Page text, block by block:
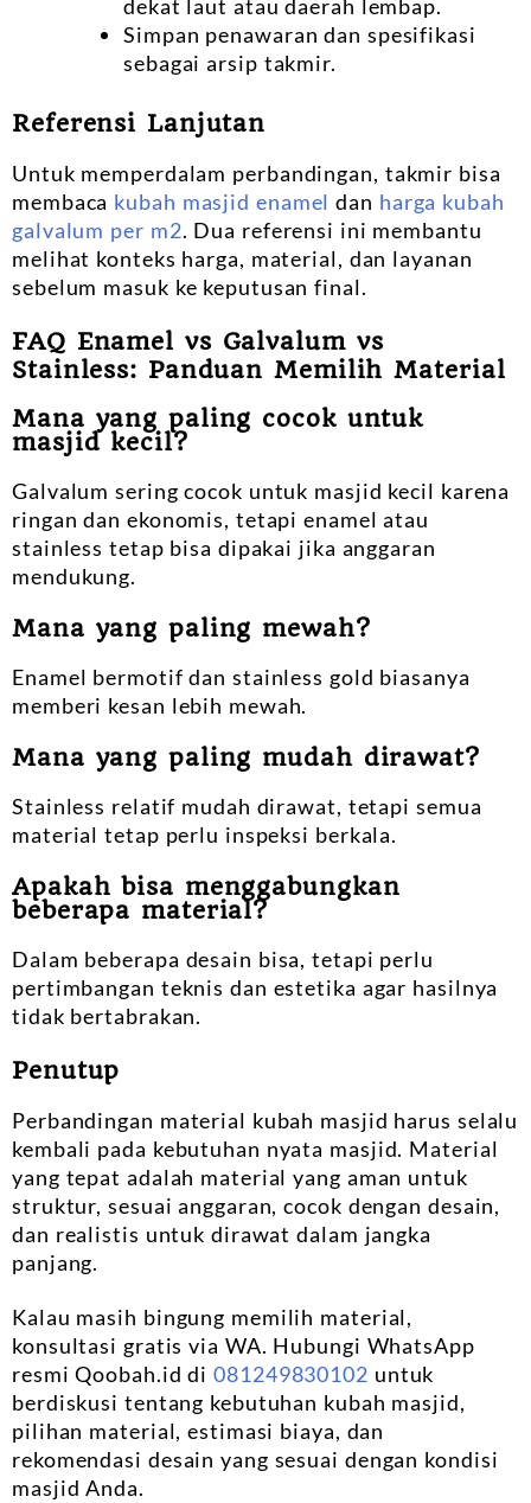
dekat laut atau daerah lembap.
Simpan penawaran dan spesifikasi
sebagai arsip takmir.
Referensi Lanjutan
Untuk memperdalam perbandingan, takmir bisa
membaca kubah masjid enamel dan harga kubah
galvalum per m2. Dua referensi ini membantu
melihat konteks harga, material, dan layanan
sebelum masuk ke keputusan final.
FAQ Enamel vs Galvalum vs
Stainless: Panduan Memilih Material
Mana yang paling cocok untuk
masjid kecil?
Galvalum sering cocok untuk masjid kecil karena
ringan dan ekonomis, tetapi enamel atau
stainless tetap bisa dipakai jika anggaran
mendukung.
Mana yang paling mewah?
Enamel bermotif dan stainless gold biasanya
memberi kesan lebih mewah.
Mana yang paling mudah dirawat?
Stainless relatif mudah dirawat, tetapi semua
material tetap perlu inspeksi berkala.
Apakah bisa menggabungkan
beberapa material?
Dalam beberapa desain bisa, tetapi perlu
pertimbangan teknis dan estetika agar hasilnya
tidak bertabrakan.
Penutup
Perbandingan material kubah masjid harus selalu
kembali pada kebutuhan nyata masjid. Material
yang tepat adalah material yang aman untuk
struktur, sesuai anggaran, cocok dengan desain,
dan realistis untuk dirawat dalam jangka
panjang.
Kalau masih bingung memilih material,
konsultasi gratis via WA. Hubungi WhatsApp
resmi Qoobah.id di081249830102 untuk
berdiskusi tentang kebutuhan kubah masjid,
pilihan material, estimasi biaya, dan
rekomendasi desain yang sesuai dengan kondisi
masjid Anda.